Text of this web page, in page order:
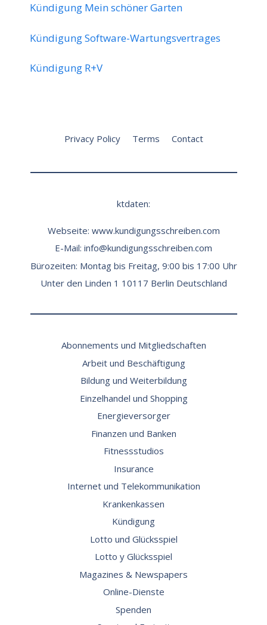
Kündigung Mein schöner Garten
Kündigung Software-Wartungsvertrages
Kündigung R+V
Privacy Policy Terms Contact
ktdaten:
Webseite: www.kundigungsschreiben.com
E-Mail: info@kundigungsschreiben.com
Bürozeiten: Montag bis Freitag, 9:00 bis 17:00 Uhr
Unter den Linden 1 10117 Berlin Deutschland
Abonnements und Mitgliedschaften
Arbeit und Beschäftigung
Bildung und Weiterbildung
Einzelhandel und Shopping
Energieversorger
Finanzen und Banken
Fitnessstudios
Insurance
Internet und Telekommunikation
Krankenkassen
Kündigung
Lotto und Glücksspiel
Lotto y Glücksspiel
Magazines & Newspapers
Online-Dienste
Spenden